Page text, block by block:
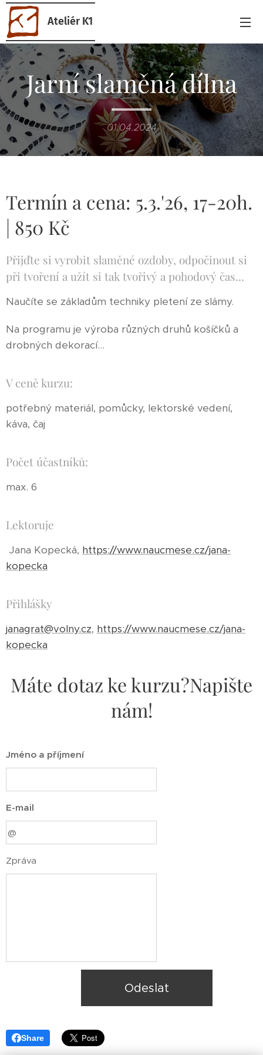
Ateliér K1
Jarní slaměná dílna
01.04.2024
Termín a cena: 5.3.'26, 17-20h.
| 850 Kč
Přijďte si vyrobit slaměné ozdoby, odpočinout si
při tvoření a užít si tak tvořivý a pohodový čas...
Naučíte se základům techniky pletení ze slámy.
Na programu je výroba různých druhů košíčků a
drobných dekorací...
V ceně kurzu:
potřebný materiál, pomůcky, lektorské vedení,
káva, čaj
Počet účastníků:
max. 6
Lektoruje
Jana Kopecká, https://www.naucmese.cz/jana-
kopecka
Přihlášky
janagrat@volny.cz, https://www.naucmese.cz/jana-
kopecka
Máte dotaz ke kurzu?Napište
nám!
Jméno a příjmení
E-mail
Zpráva
Odeslat
Share